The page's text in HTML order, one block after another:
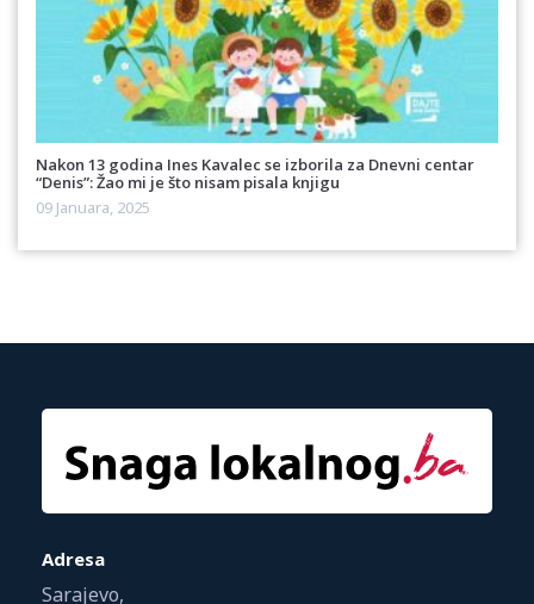
Nakon 13 godina Ines Kavalec se izborila za Dnevni centar
“Denis”: Žao mi je što nisam pisala knjigu
09 Januara, 2025
Adresa
Sarajevo,